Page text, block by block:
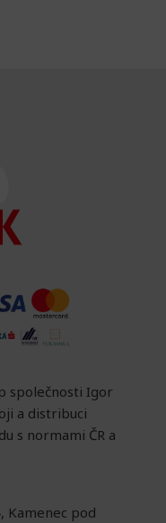
společnosti Igor
a distribuci
s normami ČR a
Kamenec pod